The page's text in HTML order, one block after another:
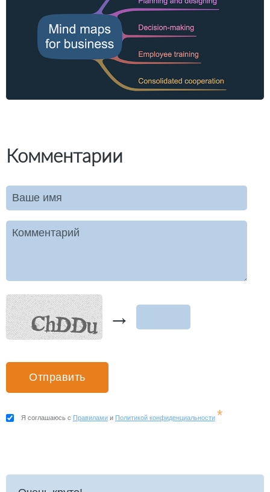
Комментарии
Ваше имя
Комментарий
→
Я соглашаюсь с Правилами и Политикой конфиденциальности *